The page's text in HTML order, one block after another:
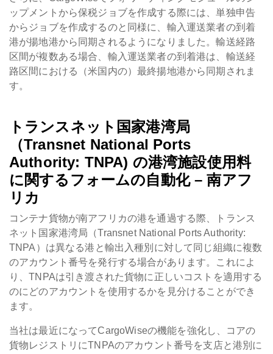
ップメントから保税ジョブを作成する際には、単独申告
からジョブを作成するのと同様に、輸入運送業者の到着
港が揚地港から同期されるようになりました。輸送経路
区間が複数ある場合、輸入運送業者の到着港は、輸送経
路区間における（米国内の）最終揚地港から同期されま
す。
トランスネット国家港湾局
（Transnet National Ports
Authority: TNPA) の港湾施設使用料
に関するフォームの自動化 – 南アフ
リカ
コンテナ貨物が南アフリカの港を通過する際、トランス
ネット国家港湾局（Transnet National Ports Authority:
TNPA）は異なる港と輸出入種別に対して同じ組織に複数
のアカウント番号を発行する場合があります。これによ
り、TNPAは引き渡された貨物に正しいコストを適用する
のにどのアカウントを使用するかを見分けることができ
ます。
当社は最近になってCargoWiseの機能を強化し、コアの
貨物レジストリにTNPAのアカウント番号を支店と港別に